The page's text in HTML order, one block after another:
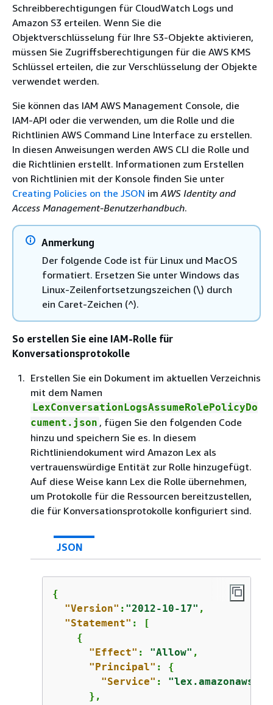
Schreibberechtigungen für CloudWatch Logs und
Amazon S3 erteilen. Wenn Sie die
Objektverschlüsselung für Ihre S3-Objekte aktivieren,
müssen Sie Zugriffsberechtigungen für die AWS KMS
Schlüssel erteilen, die zur Verschlüsselung der Objekte
verwendet werden.
Sie können das IAM AWS Management Console, die
IAM-API oder die verwenden, um die Rolle und die
Richtlinien AWS Command Line Interface zu erstellen.
In diesen Anweisungen werden AWS CLI die Rolle und
die Richtlinien erstellt. Informationen zum Erstellen
von Richtlinien mit der Konsole finden Sie unter
Creating Policies on the JSON im AWS Identity and
Access Management-Benutzerhandbuch.
Anmerkung
Der folgende Code ist für Linux und MacOS
formatiert. Ersetzen Sie unter Windows das
Linux-Zeilenfortsetzungszeichen (\) durch
ein Caret-Zeichen (^).
So erstellen Sie eine IAM-Rolle für
Konversationsprotokolle
Erstellen Sie ein Dokument im aktuellen Verzeichnis
mit dem Namen
LexConversationLogsAssumeRolePolicyDo
cument.json , fügen Sie den folgenden Code
hinzu und speichern Sie es. In diesem
Richtliniendokument wird Amazon Lex als
vertrauenswürdige Entität zur Rolle hinzugefügt.
Auf diese Weise kann Lex die Rolle übernehmen,
um Protokolle für die Ressourcen bereitzustellen,
die für Konversationsprotokolle konfiguriert sind.
JSON
{
"Version" : "2012-10-17" ,
"Statement" : [
{
"Effect" : "Allow" ,
"Principal" : {
"Service" :
      },